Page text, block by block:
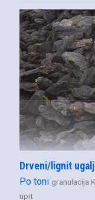
Drveni/lignit ugalj
Po toni granulacija
upit